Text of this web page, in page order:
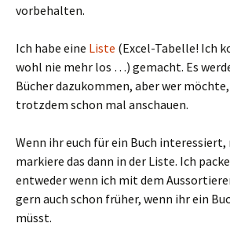
vorbehalten.
Ich habe eine Liste (Excel-Tabelle! Ich
wohl nie mehr los …) gemacht. Es
Bücher dazukommen, aber wer
trotzdem schon mal anschauen.
Wenn ihr euch für ein Buch interessiert,
markiere das dann in der Liste. Ich
entweder wenn ich mit dem
gern auch schon früher, wenn ihr ein
müsst.